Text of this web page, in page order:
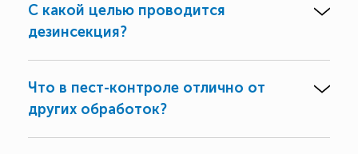
С какой целью проводится
дезинсекция?
Что в пест-контроле отлично от
других обработок?